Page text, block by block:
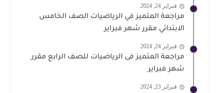
فبراير 24, 2024
مراجعة المتميز في الرياضيات الصف الخامس
الابتدائي مقرر شهر فبراير
فبراير 24, 2024
مراجعة المتميز فى الرياضيات للصف الرابع مقرر
شهر فبراير
فبراير 23, 2024